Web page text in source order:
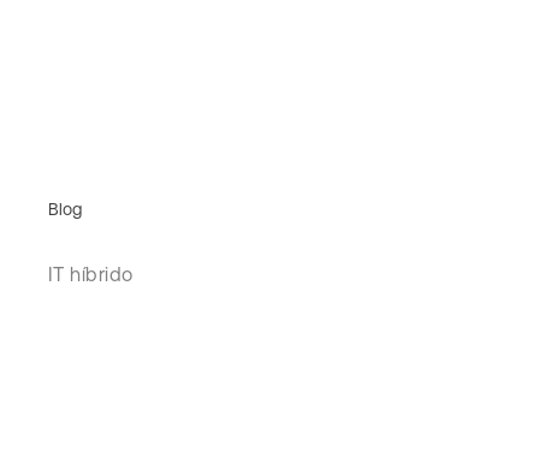
Blog
IT híbrido